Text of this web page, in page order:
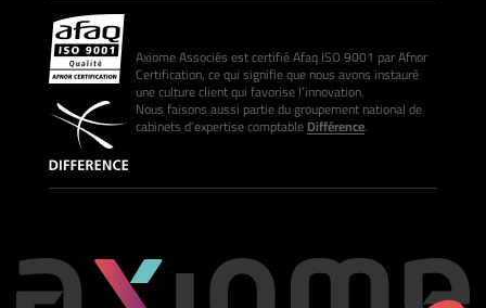
Axiome Associés est certifié Afaq ISO 9001 par Afnor
Certification, ce qui signifie que nous avons instauré
une culture client qui favorise l’innovation.
Nous faisons aussi partie du groupement national de
cabinets d’expertise comptableDifférence.